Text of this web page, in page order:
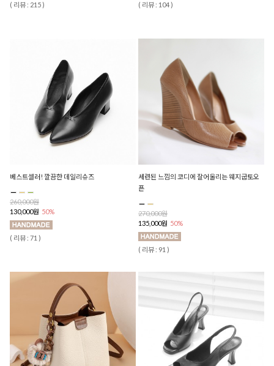
( 리뷰 : 215 ) ( 리뷰 : 104 )
베스트셀러! 깔끔한 데일리슈즈
260,000원
130,000원 50%
( 리뷰 : 71 )
세련된 느낌의 코디에 잘어울리는 웨지굽토오
픈
270,000원
135,000원 50%
( 리뷰 : 91 )